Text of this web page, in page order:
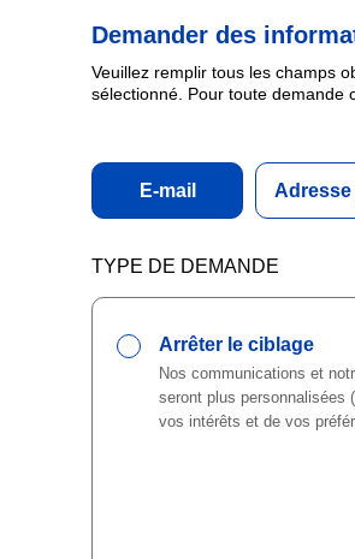
Demander des
Veuillez remplir tous les champs
sélectionné. Pour toute demande
E-mail
TYPE DE DEMANDE
Arrêter le ciblage
Nos communications et
seront plus personnalisées
vos intérêts et de vos